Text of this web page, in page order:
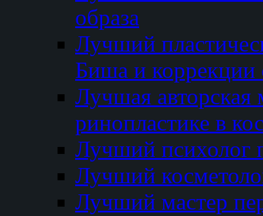
образа
Лучший
Биша и коррекции
Лучшая авторская
ринопластике в
Лучший психолог
Лучший
Лучший мастер